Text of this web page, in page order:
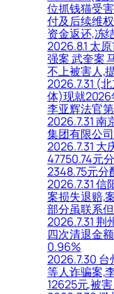
位抓钱猫受
付及后续维
资金返还,冻
2026.8.1 太
强案 武奎案
不上被害人,
2026.7.31 (
体)现就2026
李亚辉法官
2026.7.31 南
集团有限公
2026.7.31 大
47750.74元
2348.75元分
2026.7.31 信
案损失退赔,
部分虽联系
2026.7.31 荆
四次清退金
0.96%
2026.7.30
等人诈骗案,
12625元,被